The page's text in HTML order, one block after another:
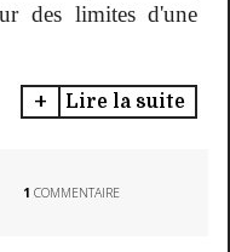
des limites d'une
Lire la suite
1 COMMENTAIRE